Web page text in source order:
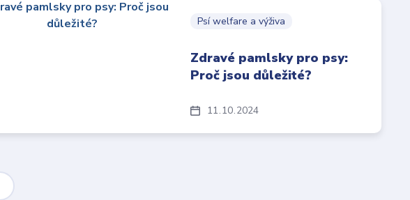
11 10 2024
Psí welfare a výživa
Zdravé pamlsky pro psy:
Proč jsou důležité?